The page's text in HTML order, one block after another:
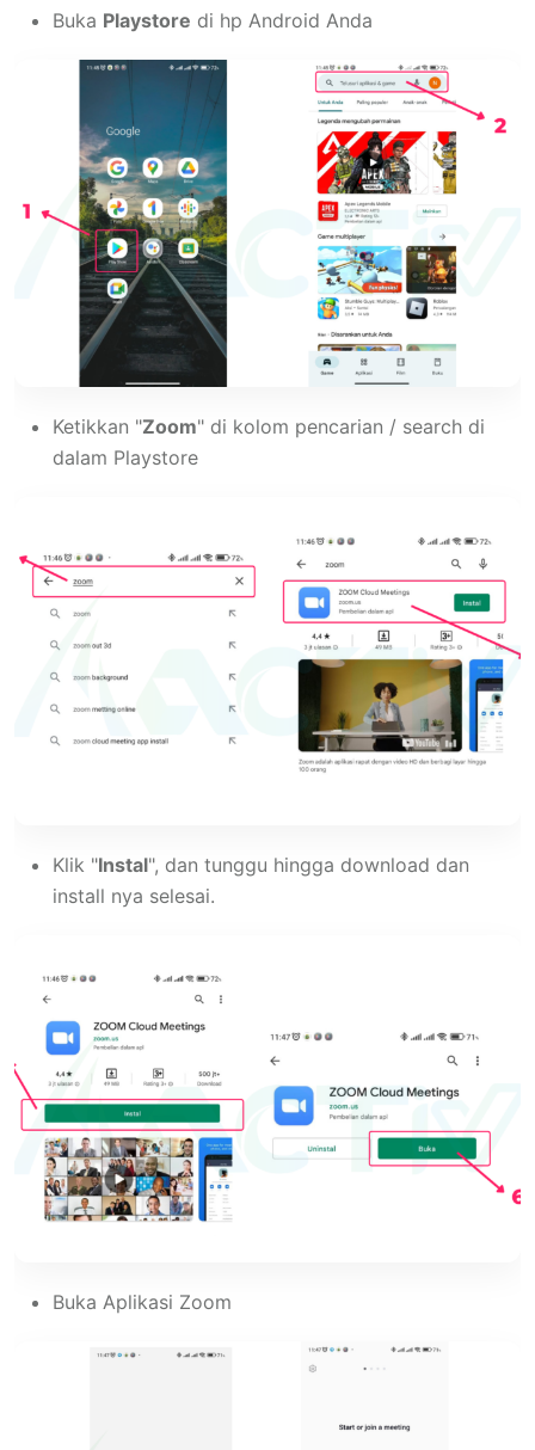
Buka Playstore di hp Android Anda
Ketikkan "Zoom" di kolom pencarian / search di
dalam Playstore
Klik "Instal", dan tunggu hingga download dan
install nya selesai.
Buka Aplikasi Zoom